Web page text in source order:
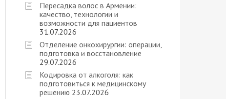
Пересадка волос в Армении:
качество, технологии и
возможности для пациентов
31.07.2026
Отделение онкохирургии: операции,
подготовка и восстановление
29.07.2026
Кодировка от алкоголя: как
подготовиться к медицинскому
решению 23.07.2026